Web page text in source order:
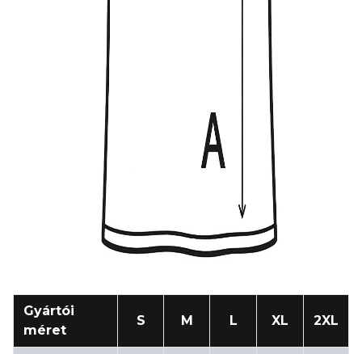
Gyártói
méret
S M L XL 2XL